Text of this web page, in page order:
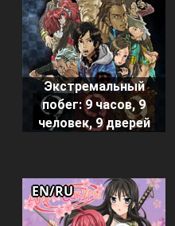
Экстремальный
побег: 9 часов, 9
человек, 9 дверей
EN/RU